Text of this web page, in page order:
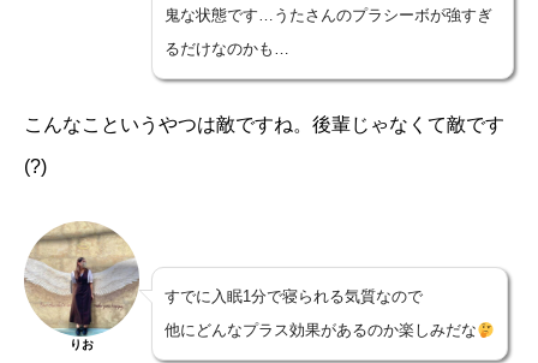
鬼な状態です…うたさんのプラシーボが強すぎ
るだけなのかも…
こんなこというやつは敵ですね。後輩じゃなくて敵です
(?)
りお
すでに入眠1分で寝られる気質なので
他にどんなプラス効果があるのか楽しみだな